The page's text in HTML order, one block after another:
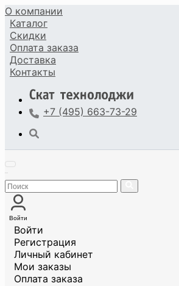
О компании
Каталог
Скидки
Оплата заказа
Доставка
Контакты
+7 (495) 663-73-29
Войти
Войти
Регистрация
Личный кабинет
Мои заказы
Оплата заказа